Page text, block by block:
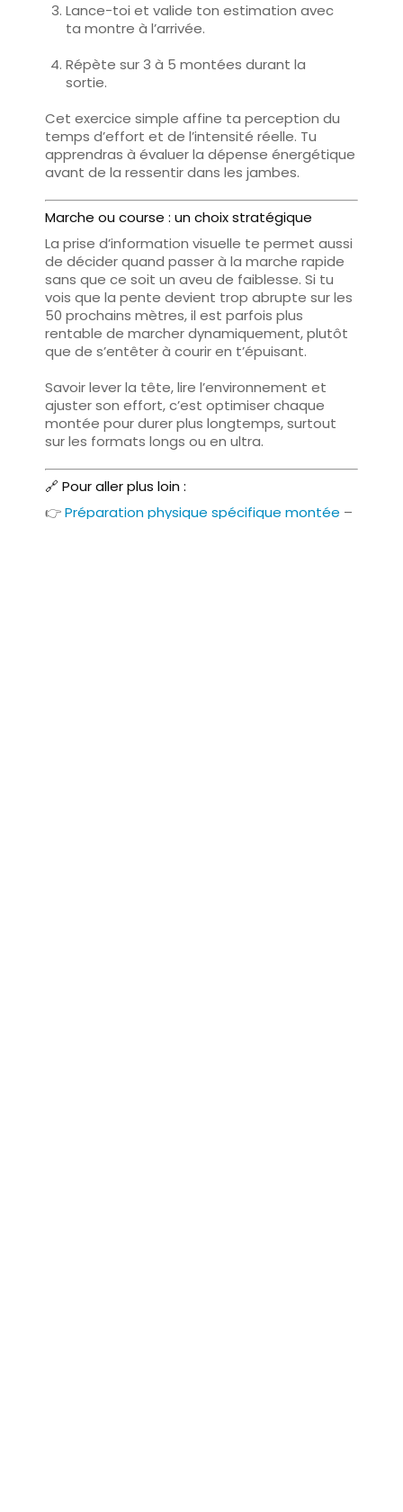
Lance-toi et valide ton estimation avec
ta montre à l’arrivée.
Répète sur 3 à 5 montées durant la
sortie.
Cet exercice simple affine ta perception du
temps d’effort et de l’intensité réelle. Tu
apprendras à évaluer la dépense énergétique
avant de la ressentir dans les jambes.
Marche ou course : un choix stratégique
La prise d’information visuelle te permet aussi
de déciderquand passer à la marche rapide
sans que ce soit un aveu de faiblesse. Si tu
vois que la pente devient trop abrupte sur les
50 prochains mètres, il est parfois plus
rentable de marcher dynamiquement, plutôt
que de s’entêter à courir en t’épuisant.
Savoir lever la tête, lire l’environnement et
ajuster son effort, c’est optimiser chaque
montée pour durer plus longtemps, surtout
sur les formats longs ou en ultra.
🔗 Pour aller plus loin :
👉Préparation physique spécifique montée –